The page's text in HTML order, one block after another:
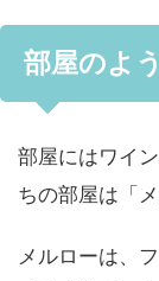
部屋のよ
部屋にはワイ
ちの部屋は「メ
メルローは、